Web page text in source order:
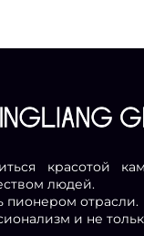
красотой
людей.
пионером отрасли.
и не